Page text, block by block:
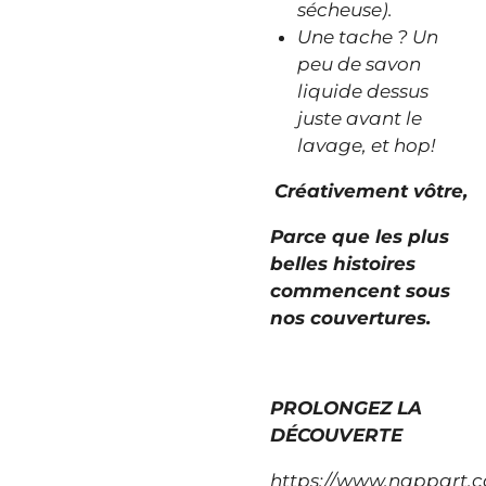
sécheuse).
Une tache ? Un
peu de savon
liquide dessus
juste avant le
lavage, et hop!
Créativement vôtre,
Parce que les plus
belles histoires
commencent sous
nos couvertures.
PROLONGEZ LA
DÉCOUVERTE
https://